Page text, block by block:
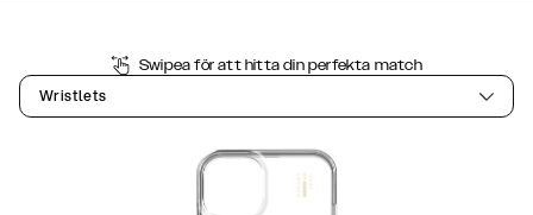
Swipea för att hitta din perfekta match
Wristlets